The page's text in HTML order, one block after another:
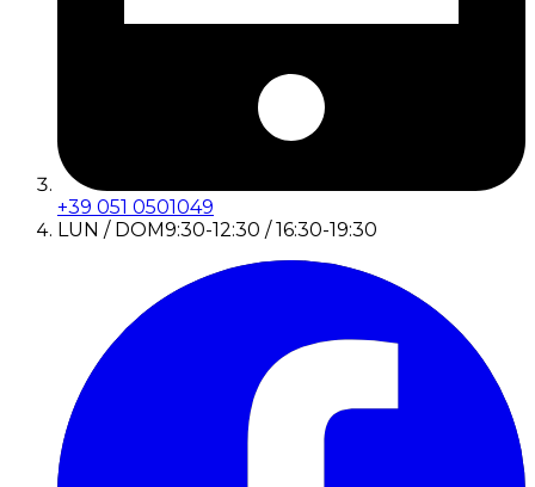
+39 051 0501049
LUN / DOM9:30-12:30 / 16:30-19:30